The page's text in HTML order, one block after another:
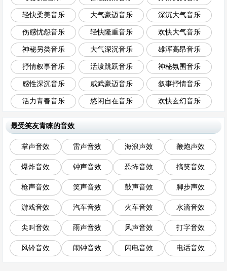
轻快柔美音乐 大气豪迈音乐 深沉大气音乐
伤感忧怨音乐 轻快隆重音乐 欢快大气音乐
神秘另类音乐 大气深沉音乐 雄浑高昂音乐
抒情叙事音乐 活泼跳跃音乐 神秘氛围音乐
感性深沉音乐 威武豪迈音乐 叙事抒情音乐
活力青春音乐 悠闲自在音乐 欢快玄幻音乐
最受笑友青睐的音效
掌声音效 雷声音效 海浪声效 鞭炮声效
爆炸音效 钟声音效 恐怖音效 搞笑音效
枪声音效 笑声音效 鼓声音效 脚步声效
游戏音效 汽车音效 火车音效 水滴音效
尖叫音效 雨声音效 风声音效 打字音效
风铃音效 闹钟音效 闪电音效 电话音效